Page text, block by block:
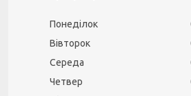
Понеділок
Вівторок
Середа
Четвер